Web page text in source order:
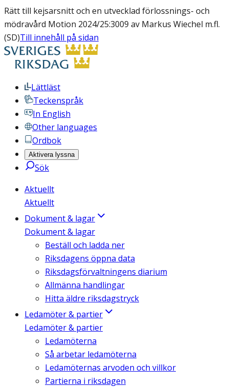
Rätt till kejsarsnitt och en utvecklad förlossnings- och
mödravård Motion 2024/25:3009 av Markus Wiechel m.fl.
(SD)Till innehåll på sidan
Lättläst
Teckenspråk
In English
Other languages
Ordbok
Aktivera lyssna
Sök
Aktuellt
Aktuellt
Dokument & lagar
Dokument & lagar
Beställ och ladda ner
Riksdagens öppna data
Riksdagsförvaltningens diarium
Allmänna handlingar
Hitta äldre riksdagstryck
Ledamöter & partier
Ledamöter & partier
Ledamöterna
Så arbetar ledamöterna
Ledamöternas arvoden och villkor
Partierna i riksdagen